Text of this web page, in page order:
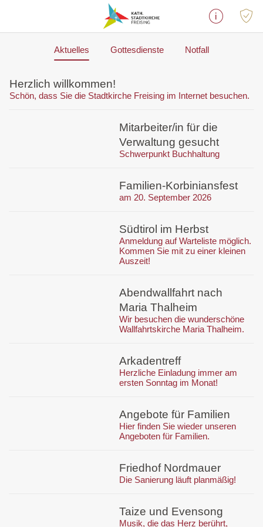
Aktuelles Gottesdienste Notfall
Herzlich willkommen!
Schön, dass Sie die Stadtkirche Freising im Internet besuchen.
Mitarbeiter/in für die
Verwaltung gesucht
Schwerpunkt Buchhaltung
Familien-Korbiniansfest
am 20. September 2026
Südtirol im Herbst
Anmeldung auf Warteliste möglich.
Kommen Sie mit zu einer kleinen
Auszeit!
Abendwallfahrt nach
Maria Thalheim
Wir besuchen die wunderschöne
Wallfahrtskirche Maria Thalheim.
Arkadentreff
Herzliche Einladung immer am
ersten Sonntag im Monat!
Angebote für Familien
Hier finden Sie wieder unseren
Angeboten für Familien.
Friedhof Nordmauer
Die Sanierung läuft planmäßig!
Taize und Evensong
Musik, die das Herz berührt,